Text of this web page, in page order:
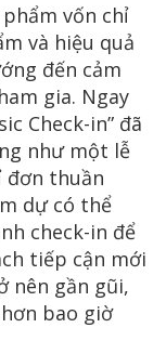
vốn chỉ
và hiệu quả
đến cảm
gia. Ngay
Check-in” đã
như một lễ
đơn thuần
dự có thể
check-in để
tiếp cận mới
nên gần gũi,
bao giờ